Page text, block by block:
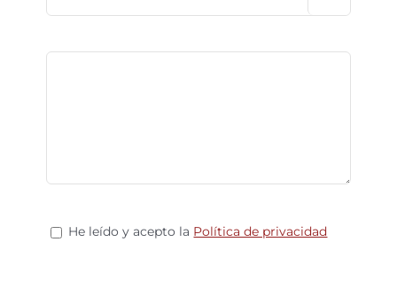
He leído y acepto la Política de privacidad